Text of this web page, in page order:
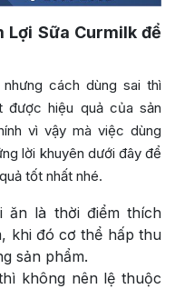
Lợi Sữa Curmilk để
cách dùng sai thì
được hiệu quả của sản
vì vậy mà việc dùng
lời khuyên dưới đây để
tốt nhất nhé.
ăn là thời điểm thích
khi đó cơ thể hấp thu
sản phẩm.
không nên lệ thuộc